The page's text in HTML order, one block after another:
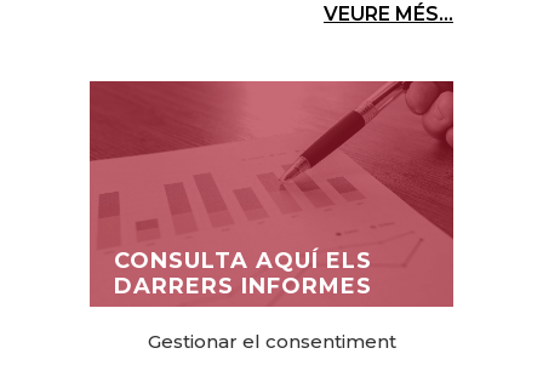
Gestionar el consentiment
VEURE MÉS...
CONSULTA AQUÍ ELS
DARRERS INFORMES